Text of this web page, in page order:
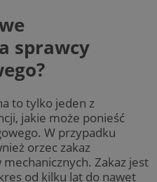
sprawcy
to tylko jeden z
jakie może ponieść
W przypadku
orzec zakaz
Zakaz jest
od kilku lat do nawet